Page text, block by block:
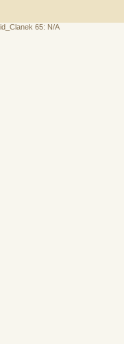
id_Clanek 65: N/A